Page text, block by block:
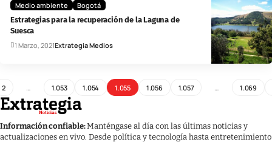
Medio ambiente
Bogotá
Estrategias para la recuperación de la Laguna de
Suesca
1 Marzo, 2021Extrategia Medios
2 … 1.053 1.054 1.055 1.056 1.057 … 1.069
Información confiable:Manténgase al día con las últimas noticias y
actualizaciones en vivo. Desde política y tecnología hasta entretenimiento